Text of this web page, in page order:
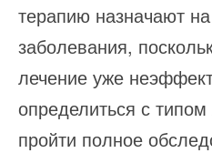
терапию назначают
заболевания,
лечение уже
определиться с
пройти полное